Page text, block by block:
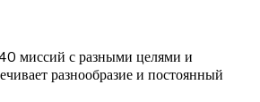
миссий с разными целями и
разнообразие и постоянный